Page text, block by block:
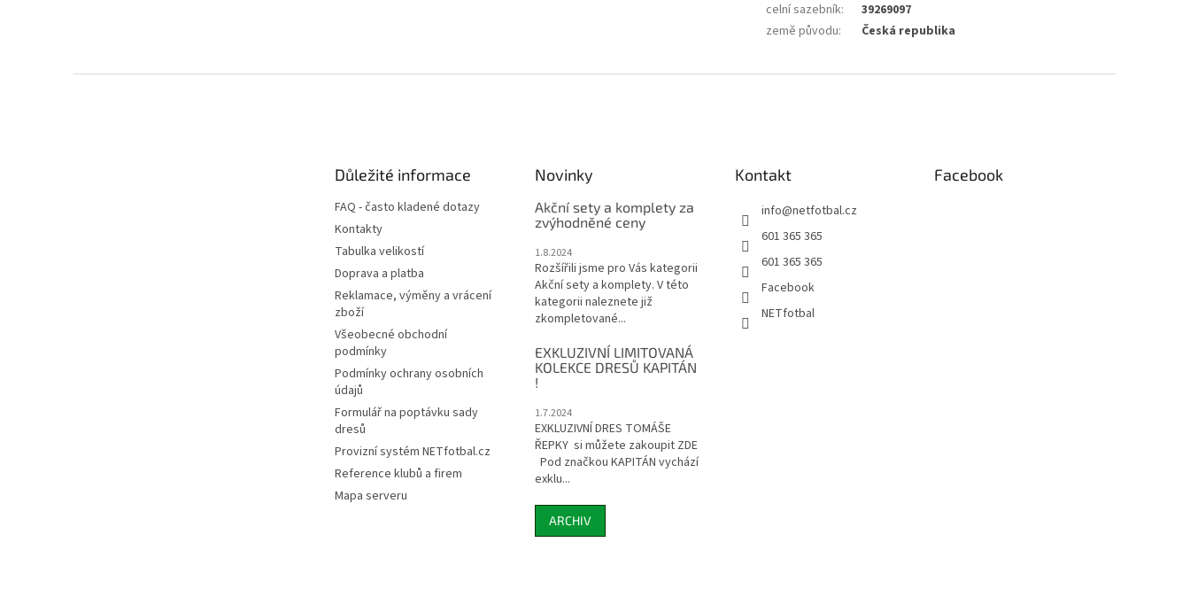
celní sazebník:
39269097
země původu: Česká republika
Důležité informace
FAQ - často kladené dotazy
Kontakty
Tabulka velikostí
Doprava a platba
Reklamace, výměny a vrácení
zboží
Všeobecné obchodní
podmínky
Podmínky ochrany osobních
údajů
Formulář na poptávku sady
dresů
Provizní systém NETfotbal.cz
Reference klubů a firem
Mapa serveru
Novinky
Akční sety a komplety za
zvýhodněné ceny
1.8.2024
Rozšířili jsme pro Vás kategorii
Akční sety a komplety. V této
kategorii naleznete již
zkompletované...
EXKLUZIVNÍ LIMITOVANÁ
KOLEKCE DRESŮ KAPITÁN
!
1.7.2024
EXKLUZIVNÍ DRES TOMÁŠE
ŘEPKY si můžete zakoupit ZDE
Pod značkou KAPITÁN vychází
exklu...
ARCHIV
Kontakt
info@netfotbal.cz
601 365 365
601 365 365
Facebook
NETfotbal
Facebook